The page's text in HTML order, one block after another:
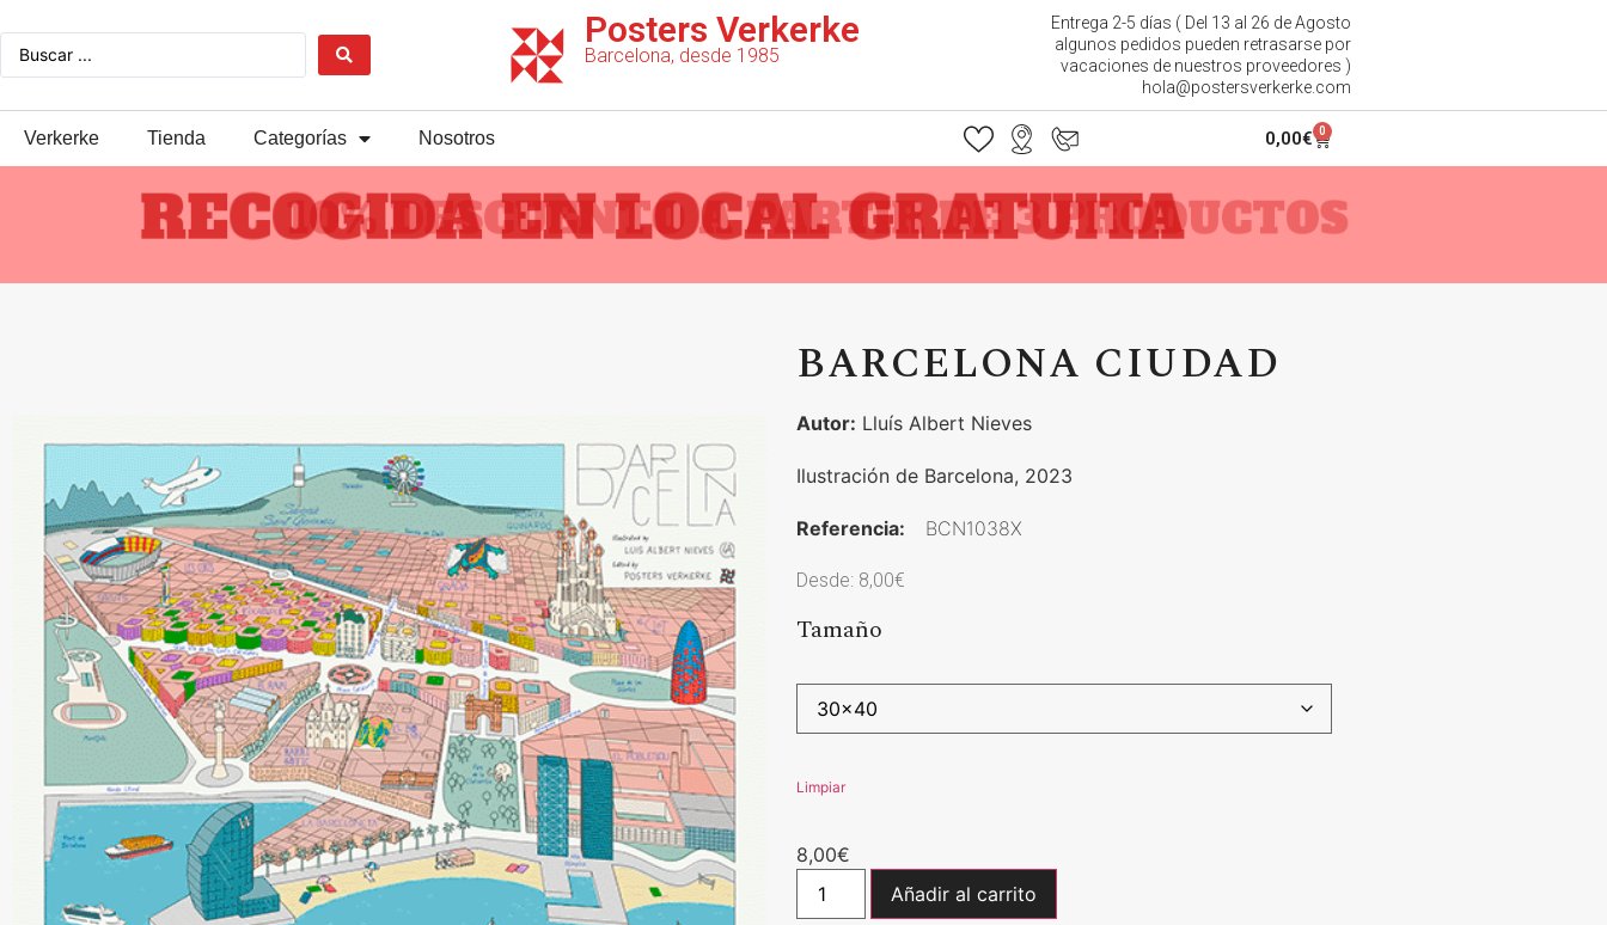
Posters Verkerke
Barcelona, desde 1985
Entrega 2-5 días ( Del 13 al 26 de Agosto
algunos pedidos pueden retrasarse por
vacaciones de nuestros proveedores )
hola@postersverkerke.com
Verkerke Tienda Categorías Nosotros 0,00€ 0
10% DESCUENTO A PARTIR DE 3 PRODUCTOS
RECOGIDA EN LOCAL GRATUITA
BARCELONA CIUDAD
Autor: Lluís Albert Nieves
Ilustración de Barcelona, 2023
Referencia: BCN1038X
Desde: 8,00€
Tamaño
Limpiar
8,00€
Añadir al carrito